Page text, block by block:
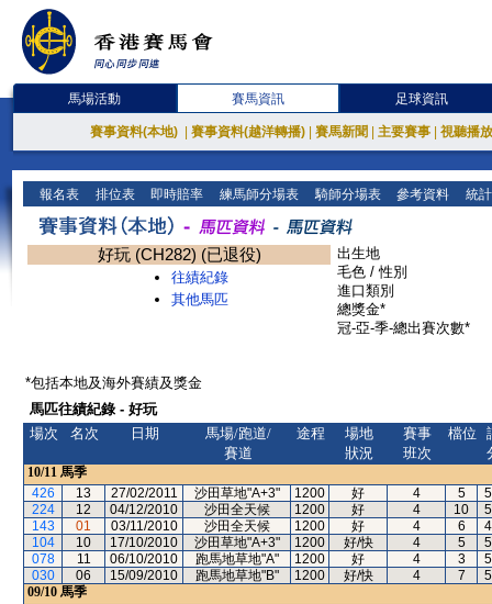
馬場活動 賽馬資訊 足球資訊
賽事資料(本地) 賽事資料(越洋轉播) 賽馬新聞 主要賽事 視聽播
報名表 排位表 即時賠率 練馬師分場表 騎師分場表 參考資料 統
好玩 (CH282) (已退役)
往績紀錄
其他馬匹
出生地
毛色 / 性別
進口類別
總獎金*
冠-亞-季-總出賽次數*
*包括本地及海外賽績及獎金
馬匹往績紀錄 - 好玩
場次
名次 日期
馬場/跑道/
賽道
途程
場地
狀況
賽事
班次
檔位
10/11 馬季
426
13 27/02/2011 沙田草地"A+3" 1200 好 4 5
224
12 04/12/2010 沙田全天候 1200 好 4 10
143
01 03/11/2010 沙田全天候 1200 好 4 6
104
10 17/10/2010 沙田草地"A+3" 1200 好/快 4 5
078
11 06/10/2010 跑馬地草地"A" 1200 好 4 3
030
06 15/09/2010 跑馬地草地"B" 1200 好/快 4 7
09/10 馬季